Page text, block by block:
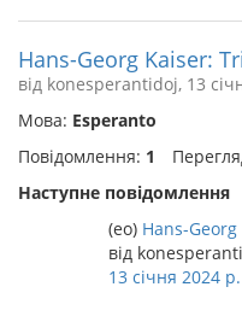
Hans-Georg Kaiser:
від konesperantidoj, 13
Мова: Esperanto
Повідомлення: 1
Наступне повідомлення
(eo) Hans-
від
13 січня 2024 р.